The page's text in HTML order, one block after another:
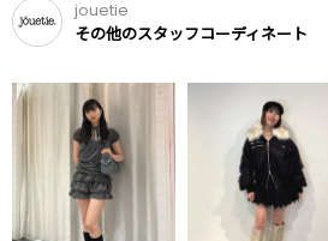
jouetie
その他のスタッフコーディネート